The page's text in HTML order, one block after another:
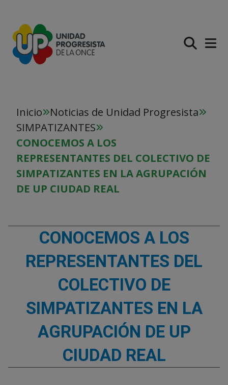
Inicio
Noticias de Unidad Progresista
SIMPATIZANTES
CONOCEMOS A LOS
REPRESENTANTES DEL COLECTIVO DE
SIMPATIZANTES EN LA AGRUPACIÓN
DE UP CIUDAD REAL
CONOCEMOS A LOS
REPRESENTANTES DEL
COLECTIVO DE
SIMPATIZANTES EN LA
AGRUPACIÓN DE UP
CIUDAD REAL